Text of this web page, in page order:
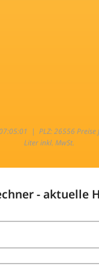
| PLZ: 26556
Liter inkl. MwSt.
- aktuelle